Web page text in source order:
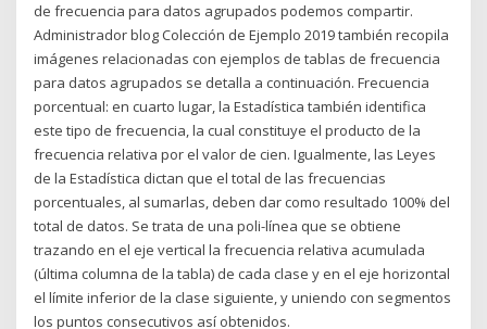
de frecuencia para datos agrupados podemos compartir.
Administrador blog Colección de Ejemplo 2019 también recopila
imágenes relacionadas con ejemplos de tablas de frecuencia
para datos agrupados se detalla a continuación. Frecuencia
porcentual: en cuarto lugar, la Estadística también identifica
este tipo de frecuencia, la cual constituye el producto de la
frecuencia relativa por el valor de cien. Igualmente, las Leyes
de la Estadística dictan que el total de las frecuencias
porcentuales, al sumarlas, deben dar como resultado 100% del
total de datos. Se trata de una poli-línea que se obtiene
trazando en el eje vertical la frecuencia relativa acumulada
(última columna de la tabla) de cada clase y en el eje horizontal
el límite inferior de la clase siguiente, y uniendo con segmentos
los puntos consecutivos así obtenidos.